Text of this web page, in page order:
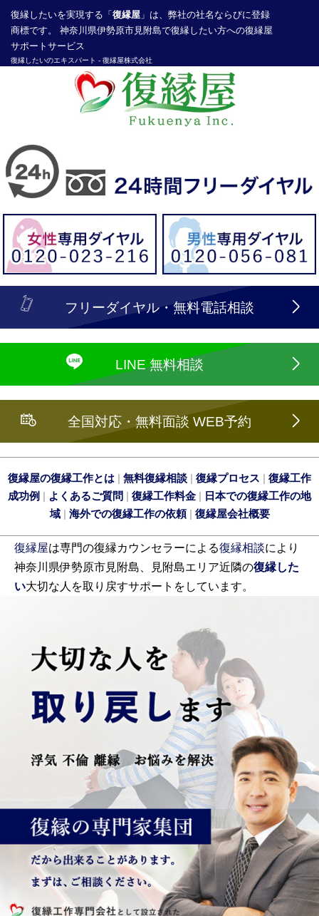
復縁したいを実現する「 復縁屋 」は、弊社の社名ならびに登録
商標です。 神奈川県伊勢原市見附島で復縁したい方への復縁屋
サポートサービス
復縁したいのエキスパート - 復縁屋株式会社
探偵業届出登録番号30210286号
フリーダイヤル・無料電話相談
LINE 無料相談
全国対応・無料面談 WEB予約
復縁屋の復縁工作とは | 無料復縁相談 | 復縁プロセス | 復縁工作
成功例 | よくあるご質問 | 復縁工作料金 | 日本での復縁工作の地
域| 海外での復縁工作の依頼| 復縁屋会社概要
復縁屋は専門の復縁カウンセラーによる復縁相談により
神奈川県伊勢原市見附島、見附島エリア近隣の復縁した
い大切な人を取り戻すサポートをしています。